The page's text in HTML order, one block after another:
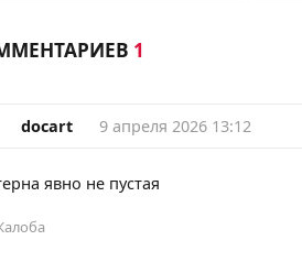
1
docart 9 апреля 2026 13:12
явно не пустая